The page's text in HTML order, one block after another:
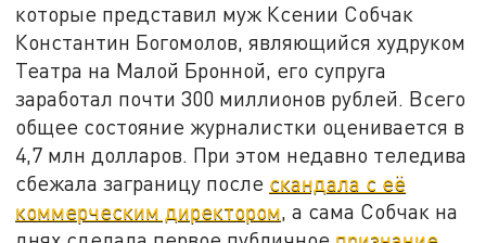
которые представил муж Ксении Собчак
Константин Богомолов, являющийся худруком
Театра на Малой Бронной, его супруга
заработал почти 300 миллионов рублей. Всего
общее состояние журналистки оценивается в
4,7 млн долларов. При этом недавно теледива
сбежала заграницу после скандала с её
коммерческим директором, а сама Собчак на